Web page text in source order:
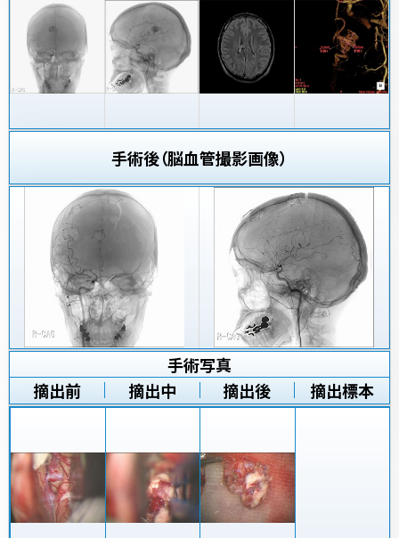
手術後（脳血管撮影画像）
手術写真
摘出前
摘出中 摘出後 摘出標本